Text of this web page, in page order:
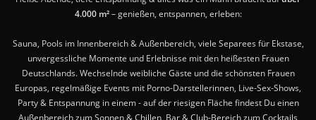
4.000 m²– genießen, entspannen, erleben:
Sauna, Pools im Innenbereich & Außenbereich, viele Separees für Ekstase,
unvergessliche Momente und Erlebnisse mit den heißesten Frauen
Deutschlands. Wechselnde weibliche Gäste und die schönsten Frauen
Europas, regelmäßige Events mit Porno-Darstellerinnen, Live-Sex-Shows,
Party & Entspannung in einem - auf der riesigen Fläche findest Du einen
Außenbereich zum Sonnen & Chillen, Bar & Club-Bereich zum Cocktails